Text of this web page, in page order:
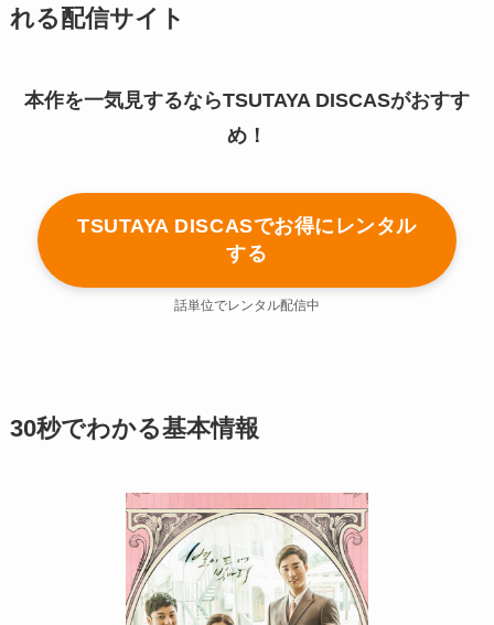
れる配信サイト
本作を一気見するならTSUTAYA DISCASがおすす
め！
TSUTAYA DISCASでお得にレンタル
する
話単位でレンタル配信中
30秒でわかる基本情報